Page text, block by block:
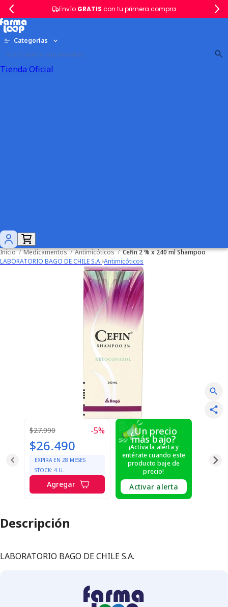
Envío GRATIS con tu primera compra
Categorías
Tienda Oficial
Inicio / Medicamentos / Antimicóticos / Cefin 2 % x 240 ml Shampoo
LABORATORIO BAGO DE CHILE S.A. Antimicóticos
$27.990 -5%
$26.490
EXPIRA EN 28 MESES
STOCK: 4 U.
Agregar
¿Un precio
más bajo?
¡Activa la alerta y
entérate cuando este
producto baje de
precio!
Activar alerta
Descripción
LABORATORIO BAGO DE CHILE S.A.